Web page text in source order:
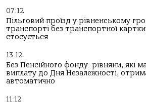
07:12
Пільговий проїзд у рівненському
транспорті без транспортної
стосується
13:12
Без Пенсійного фонду: рівняни, які
виплату до Дня Незалежності,
автоматично
11:12